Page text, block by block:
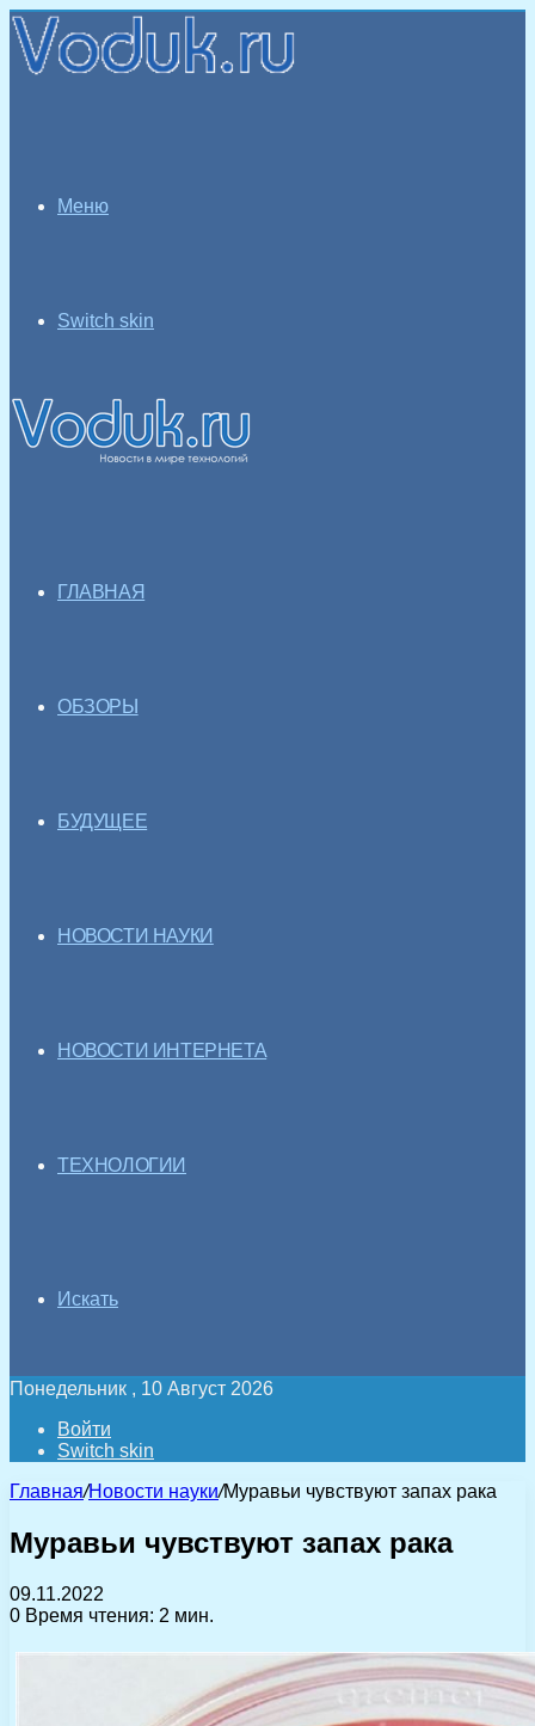
Меню
Switch skin
ГЛАВНАЯ
ОБЗОРЫ
БУДУЩЕЕ
НОВОСТИ НАУКИ
НОВОСТИ ИНТЕРНЕТА
ТЕХНОЛОГИИ
Искать
Понедельник , 10 Август 2026
Войти
Switch skin
Главная/Новости науки/Муравьи чувствуют запах рака
Муравьи чувствуют запах рака
09.11.2022
0 Время чтения: 2 мин.